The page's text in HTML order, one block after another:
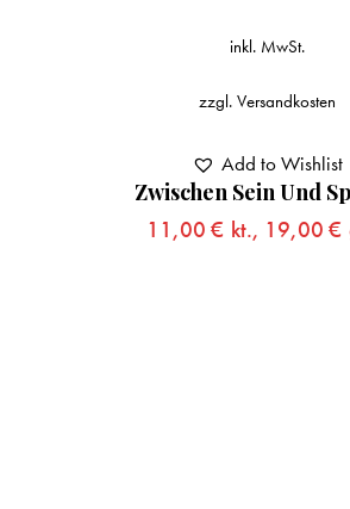
Zwischen Sein Und
11,00 € kt., 19,00 €
inkl. MwSt.
zzgl. Versandkosten
Add to Wishlist